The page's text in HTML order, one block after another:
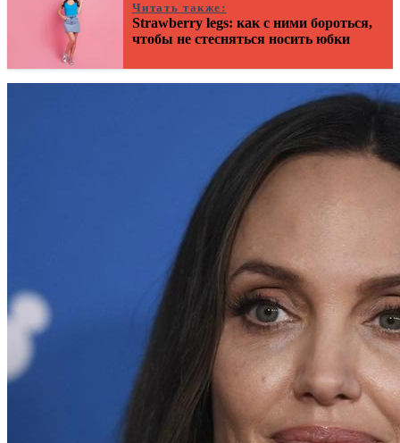
Читать также:
Strawberry legs: как с ними бороться,
чтобы не стесняться носить юбки